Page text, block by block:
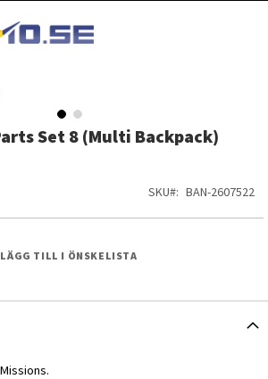
Set 8 (Multi Backpack)
SKU BAN-2607522
LÄGG TILL I ÖNSKELISTA